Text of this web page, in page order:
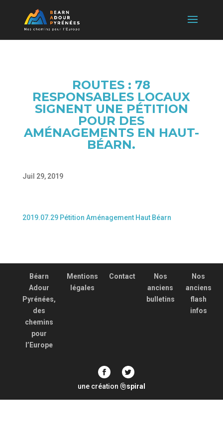
ROUTES : 78
RESPONSABLES LOCAUX
SIGNENT UNE PÉTITION
POUR DES
AMÉNAGEMENTS EN HAUT-
BÉARN.
Juil 29, 2019
2019.07.29 Pétition Aménagement Haut Béarn
Béarn
Adour
Pyrénées,
des
chemins
pour
l’Europe
Mentions
légales
Contact
Nos
anciens
bulletins
Nos
anciens
flash
infos
une création @spiral